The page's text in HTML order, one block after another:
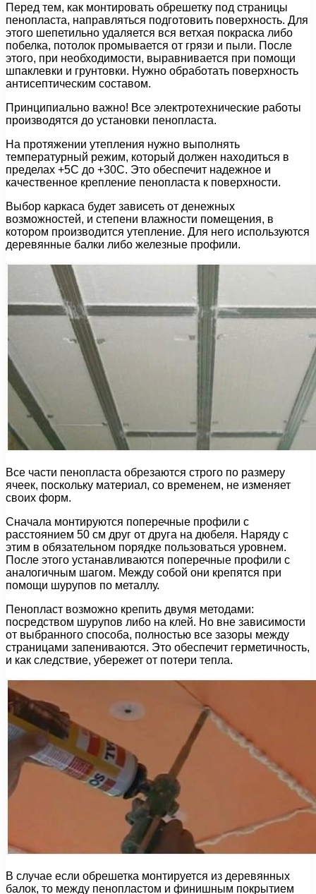
Перед тем, как монтировать обрешетку под страницы
пенопласта, направляться подготовить поверхность. Для
этого шепетильно удаляется вся ветхая покраска либо
побелка, потолок промывается от грязи и пыли. После
этого, при необходимости, выравнивается при помощи
шпаклевки и грунтовки. Нужно обработать поверхность
антисептическим составом.
Принципиально важно! Все электротехнические работы
производятся до установки пенопласта.
На протяжении утепления нужно выполнять
температурный режим, который должен находиться в
пределах +5С до +30С. Это обеспечит надежное и
качественное крепление пенопласта к поверхности.
Выбор каркаса будет зависеть от денежных
возможностей, и степени влажности помещения, в
котором производится утепление. Для него используются
деревянные балки либо железные профили.
Все части пенопласта обрезаются строго по размеру
ячеек, поскольку материал, со временем, не изменяет
своих форм.
Сначала монтируются поперечные профили с
расстоянием 50 см друг от друга на дюбеля. Наряду с
этим в обязательном порядке пользоваться уровнем.
После этого устанавливаются поперечные профили с
аналогичным шагом. Между собой они крепятся при
помощи шурупов по металлу.
Пенопласт возможно крепить двумя методами:
посредством шурупов либо на клей. Но вне зависимости
от выбранного способа, полностью все зазоры между
страницами запениваются. Это обеспечит герметичность,
и как следствие, убережет от потери тепла.
В случае если обрешетка монтируется из деревянных
балок, то между пенопластом и финишным покрытием